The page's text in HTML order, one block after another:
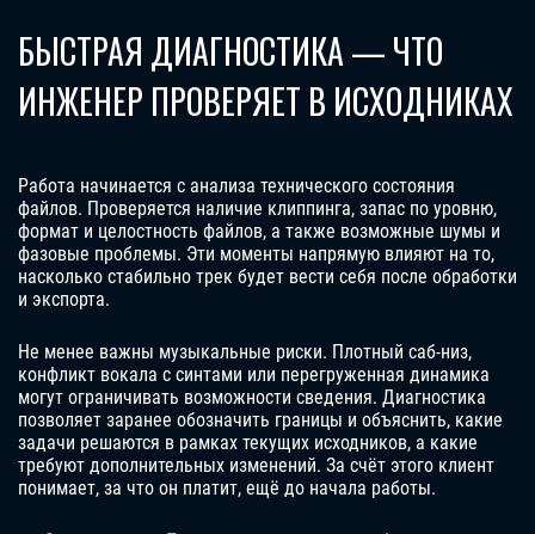
БЫСТРАЯ ДИАГНОСТИКА — ЧТО
ИНЖЕНЕР ПРОВЕРЯЕТ В ИСХОДНИКАХ
Работа начинается с анализа технического состояния
файлов. Проверяется наличие клиппинга, запас по уровню,
формат и целостность файлов, а также возможные шумы и
фазовые проблемы. Эти моменты напрямую влияют на то,
насколько стабильно трек будет вести себя после обработки
и экспорта.
Не менее важны музыкальные риски. Плотный саб-низ,
конфликт вокала с синтами или перегруженная динамика
могут ограничивать возможности сведения. Диагностика
позволяет заранее обозначить границы и объяснить, какие
задачи решаются в рамках текущих исходников, а какие
требуют дополнительных изменений. За счёт этого клиент
понимает, за что он платит, ещё до начала работы.